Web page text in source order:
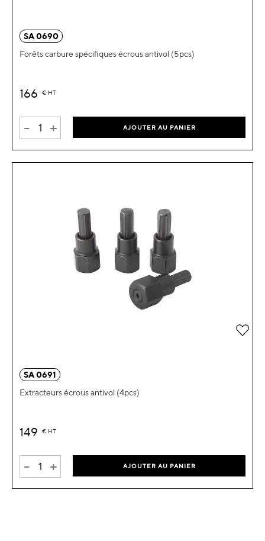
SA 0690
Forêts carbure spécifiques écrous antivol (5pcs)
166 € HT
- + AJOUTER AU PANIER
SA 0691
Extracteurs écrous antivol (4pcs)
149 € HT
- + AJOUTER AU PANIER